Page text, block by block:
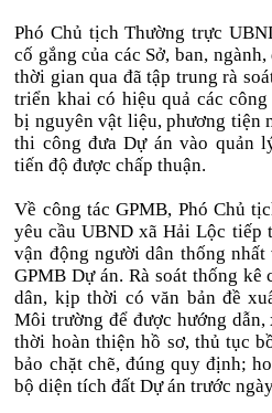
Phó Chủ tịch Thường trực
cố gắng của các Sở, ban,
thời gian qua đã tập trung rà
triển khai có hiệu quả các
bị nguyên vật liệu, phương tiện
thi công đưa Dự án vào quản
tiến độ được chấp thuận.
Về công tác GPMB, Phó Chủ
yêu cầu UBND xã Hải Lộc tiếp
vận động người dân thống
GPMB Dự án. Rà soát thống
dân, kịp thời có văn bản đề
Môi trường để được hướng
thời hoàn thiện hồ sơ, thủ tục
bảo chặt chẽ, đúng quy định;
bộ diện tích đất Dự án trước